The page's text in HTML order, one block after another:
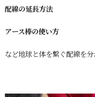
配線の延長方法
アース棒の使い方
など地球と体を繋ぐ配線を